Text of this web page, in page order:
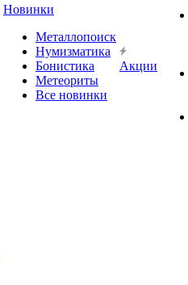
Новинки
Металлопоиск
Нумизматика
Бонистика
Метеориты
Все новинки
Акции